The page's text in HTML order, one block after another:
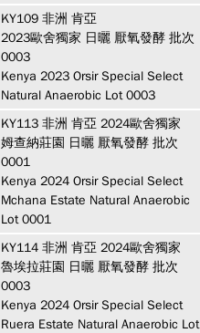
KY109 非洲 肯亞
2023歐舍獨家 日曬 厭氧發酵 批次
0003
Kenya 2023 Orsir Special Select
Natural Anaerobic Lot 0003
KY113 非洲 肯亞 2024歐舍獨家
姆查納莊園 日曬 厭氧發酵 批次
0001
Kenya 2024 Orsir Special Select
Mchana Estate Natural Anaerobic
Lot 0001
KY114 非洲 肯亞 2024歐舍獨家
魯埃拉莊園 日曬 厭氧發酵 批次
0003
Kenya 2024 Orsir Special Select
Ruera Estate Natural Anaerobic Lot